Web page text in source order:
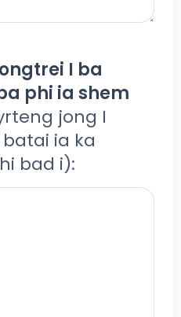
I ba
phi ia shem
jong I
ia ka
bad i):